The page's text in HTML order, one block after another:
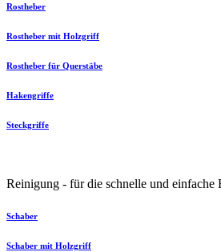
Rostheber
Rostheber mit Holzgriff
Rostheber für Querstäbe
Hakengriffe
Steckgriffe
Reinigung - für die schnelle und einfache
Schaber
Schaber mit Holzgriff